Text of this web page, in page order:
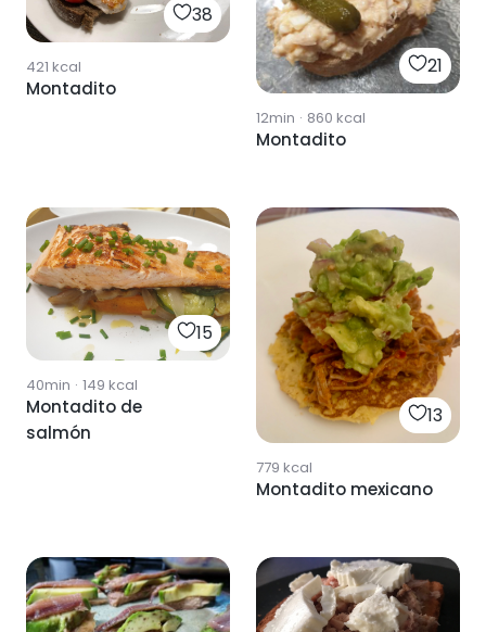
38
421 kcal
Montadito
21
12min · 860 kcal
Montadito
15
40min · 149 kcal
Montadito de
salmón
13
779 kcal
Montadito mexicano